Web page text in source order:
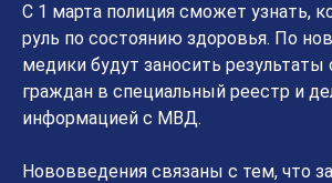
С 1 марта полиция сможет узнать,
руль по состоянию здоровья. По
медики будут заносить результаты
граждан в специальный реестр и
информацией с МВД.
Нововведения связаны с тем, что